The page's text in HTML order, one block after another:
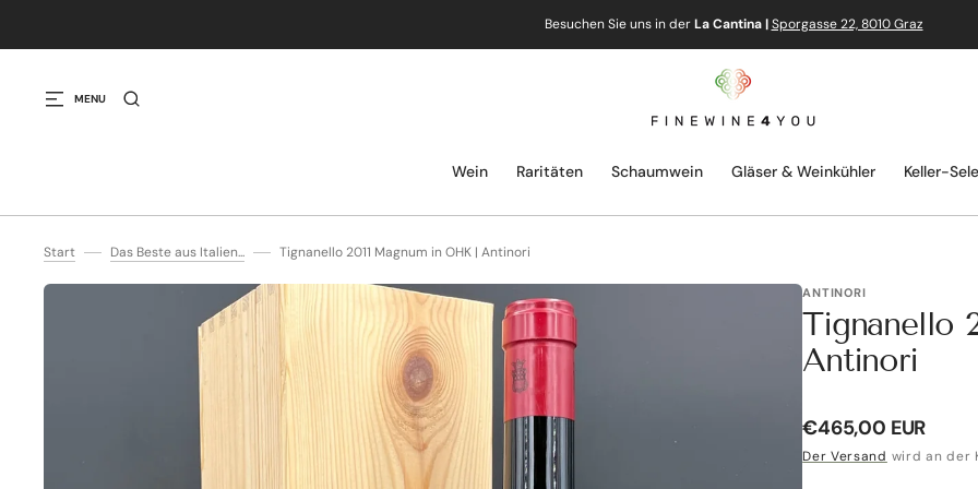
Besuchen Sie uns in derLa Cantina | Sporgasse 22, 8010 Graz
MENU
Wein Raritäten Schaumwein Gläser & Weinkühler Keller-
Start Das Beste aus Italien... Tignanello 2011 Magnum in OHK | Antinori
ANTINORI
Tignanello
Antinori
Normaler
Preis
€465,00 EUR
Der Versand wird an der